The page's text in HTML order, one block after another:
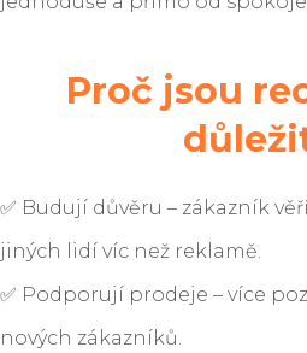
Proč jsou
✅ Budují důvěru – zákazník
jiných lidí víc než reklamě.
✅ Podporují prodeje – více
nových zákazníků.